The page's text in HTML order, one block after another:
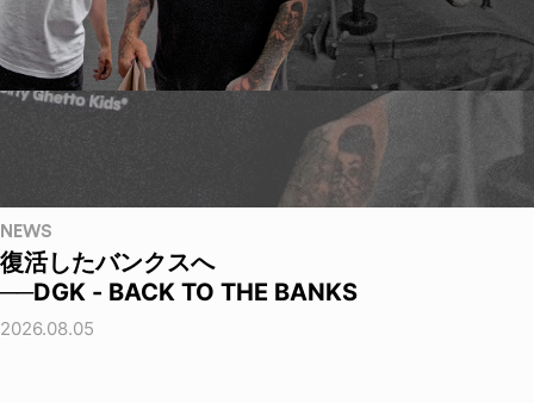
NEWS
復活したバンクスへ
──DGK - BACK TO THE BANKS
2026.08.05